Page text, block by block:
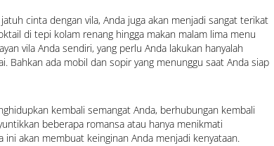
cinta dengan vila, Anda juga akan menjadi sangat terikat
di tepi kolam renang hingga makan malam lima menu
vila Anda sendiri, yang perlu Anda lakukan hanyalah
Bahkan ada mobil dan sopir yang menunggu saat Anda siap
kembali semangat Anda, berhubungan kembali
beberapa romansa atau hanya menikmati
ini akan membuat keinginan Anda menjadi kenyataan.